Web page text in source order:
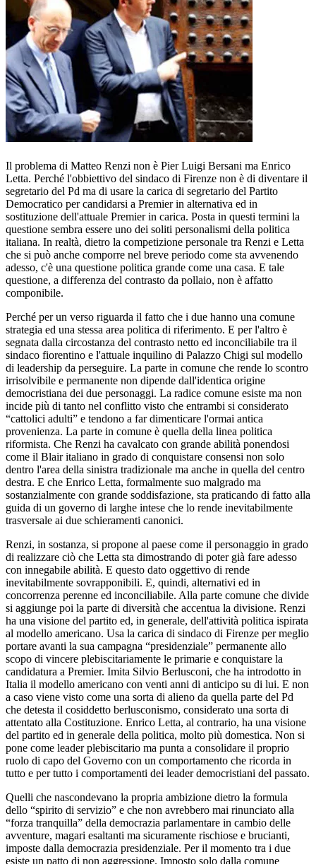
Il problema di Matteo Renzi non è Pier Luigi Bersani ma Enrico
Letta. Perché l'obbiettivo del sindaco di Firenze non è di diventare il
segretario del Pd ma di usare la carica di segretario del Partito
Democratico per candidarsi a Premier in alternativa ed in
sostituzione dell'attuale Premier in carica. Posta in questi termini la
questione sembra essere uno dei soliti personalismi della politica
italiana. In realtà, dietro la competizione personale tra Renzi e Letta
che si può anche comporre nel breve periodo come sta avvenendo
adesso, c'è una questione politica grande come una casa. E tale
questione, a differenza del contrasto da pollaio, non è affatto
componibile.
Perché per un verso riguarda il fatto che i due hanno una comune
strategia ed una stessa area politica di riferimento. E per l'altro è
segnata dalla circostanza del contrasto netto ed inconciliabile tra il
sindaco fiorentino e l'attuale inquilino di Palazzo Chigi sul modello
di leadership da perseguire. La parte in comune che rende lo scontro
irrisolvibile e permanente non dipende dall'identica origine
democristiana dei due personaggi. La radice comune esiste ma non
incide più di tanto nel conflitto visto che entrambi si considerato
“cattolici adulti” e tendono a far dimenticare l'ormai antica
provenienza. La parte in comune è quella della linea politica
riformista. Che Renzi ha cavalcato con grande abilità ponendosi
come il Blair italiano in grado di conquistare consensi non solo
dentro l'area della sinistra tradizionale ma anche in quella del centro
destra. E che Enrico Letta, formalmente suo malgrado ma
sostanzialmente con grande soddisfazione, sta praticando di fatto alla
guida di un governo di larghe intese che lo rende inevitabilmente
trasversale ai due schieramenti canonici.
Renzi, in sostanza, si propone al paese come il personaggio in grado
di realizzare ciò che Letta sta dimostrando di poter già fare adesso
con innegabile abilità. E questo dato oggettivo di rende
inevitabilmente sovrapponibili. E, quindi, alternativi ed in
concorrenza perenne ed inconciliabile. Alla parte comune che divide
si aggiunge poi la parte di diversità che accentua la divisione. Renzi
ha una visione del partito ed, in generale, dell'attività politica ispirata
al modello americano. Usa la carica di sindaco di Firenze per meglio
portare avanti la sua campagna “presidenziale” permanente allo
scopo di vincere plebiscitariamente le primarie e conquistare la
candidatura a Premier. Imita Silvio Berlusconi, che ha introdotto in
Italia il modello americano con venti anni di anticipo su di lui. E non
a caso viene visto come una sorta di alieno da quella parte del Pd
che detesta il cosiddetto berlusconismo, considerato una sorta di
attentato alla Costituzione. Enrico Letta, al contrario, ha una visione
del partito ed in generale della politica, molto più domestica. Non si
pone come leader plebiscitario ma punta a consolidare il proprio
ruolo di capo del Governo con un comportamento che ricorda in
tutto e per tutto i comportamenti dei leader democristiani del passato.
Quelli che nascondevano la propria ambizione dietro la formula
dello “spirito di servizio” e che non avrebbero mai rinunciato alla
“forza tranquilla” della democrazia parlamentare in cambio delle
avventure, magari esaltanti ma sicuramente rischiose e brucianti,
imposte dalla democrazia presidenziale. Per il momento tra i due
esiste un patto di non aggressione. Imposto solo dalla comune